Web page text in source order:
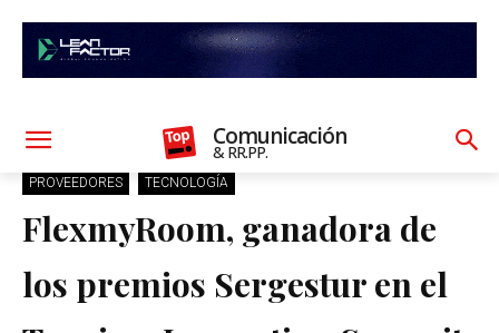
Comunicación
& RR.PP.
PROVEEDORES TECNOLOGÍA
FlexmyRoom, ganadora de
los premios Sergestur en el